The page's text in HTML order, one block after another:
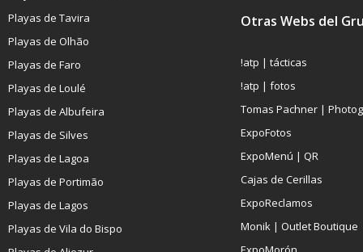
Playas de Tavira
Playas de Olhão
Playas de Faro
Playas de Loulé
Playas de Albufeira
Playas de Silves
Playas de Lagoa
Playas de Portimão
Playas de Lagos
Playas de Vila do Bispo
Otras Webs del
!atp | tácticas
!atp | fotos
Tomas Pachner |
ExpoFotos
ExpoMenú | QR
Cajas de Cerillas
ExpoReclamos
Monik | Outlet Boutique